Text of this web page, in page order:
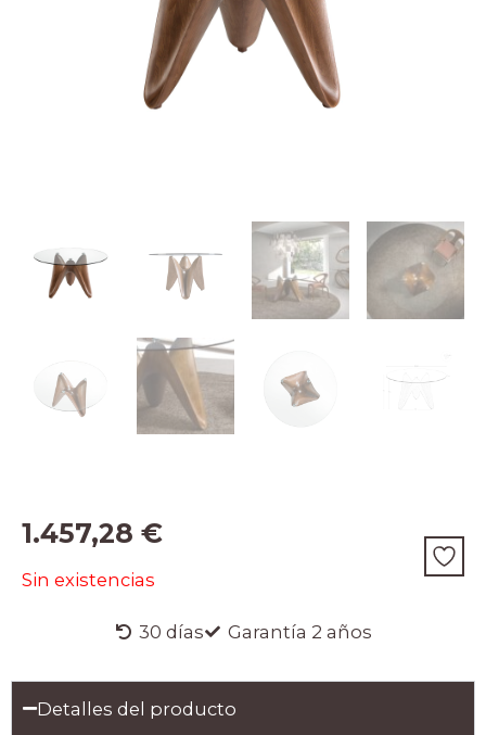
1.457,28 €
Sin existencias
30 días Garantía 2 años
Detalles del producto